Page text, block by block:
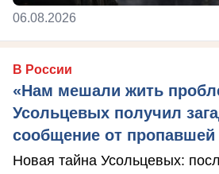
06.08.2026
В России
«Нам мешали жить
Усольцевых получил
сообщение от пропавшей
Новая тайна Усольцевых: